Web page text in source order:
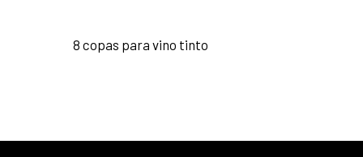
8 copas para vino tinto